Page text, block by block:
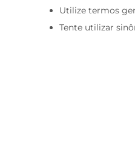
Utilize termos
Tente utilizar